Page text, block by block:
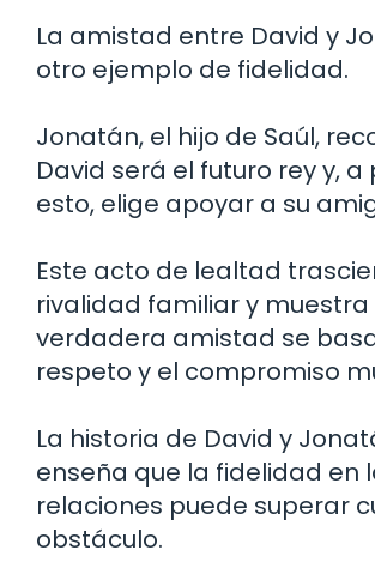
La amistad entre David y
otro ejemplo de fidelidad.
Jonatán, el hijo de Saúl,
David será el futuro rey y, a
esto, elige apoyar a su
Este acto de lealtad
rivalidad familiar y muestra
verdadera amistad se
respeto y el compromiso
La historia de David y
enseña que la fidelidad en
relaciones puede superar
obstáculo.